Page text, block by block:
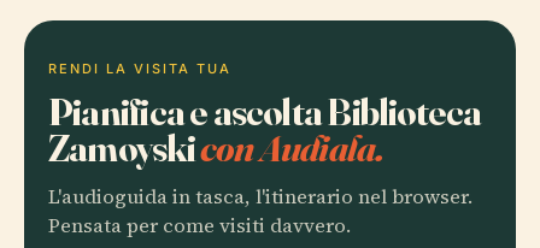
RENDI LA VISITA TUA
Pianifica e ascolta Biblioteca
Zamoyskicon Audiala.
L'audioguida in tasca, l'itinerario nel browser.
Pensata per come visiti davvero.